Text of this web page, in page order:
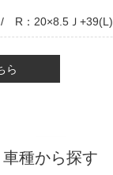
R：20×8.5Ｊ+39(L)
ら
車種から探す